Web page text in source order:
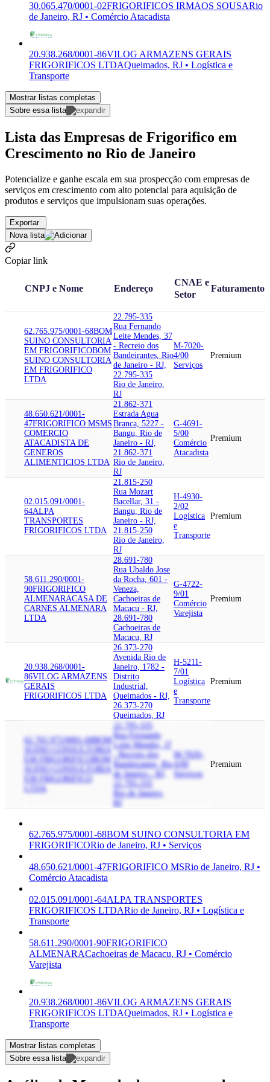
30.065.470/0001-02FRIGORIFICOS IRMAOS SOUSARio
de Janeiro, RJ • Comércio Atacadista
20.938.268/0001-86VILOG ARMAZENS GERAIS
FRIGORIFICOS LTDAQueimados, RJ • Logística e
Transporte
Mostrar listas completas
Sobre essa lista
Lista das Empresas de Frigorifico em
Crescimento no Rio de Janeiro
Potencialize e ganhe escala em sua prospecção com empresas de
serviços em crescimento com alto potencial para aquisição de
produtos e serviços que impulsionam suas operações.
Exportar
Nova lista
Copiar link
CNPJ e Nome Endereço
CNAE e
Setor
Faturamento
62.765.975/0001-68BOM
SUINO CONSULTORIA
EM FRIGORIFICOBOM
SUINO CONSULTORIA
EM FRIGORIFICO
LTDA
22.795-335
Rua Fernando
Leite Mendes, 37
- Recreio dos
Bandeirantes, Rio
de Janeiro - RJ,
22.795-335
Rio de Janeiro,
RJ
M-7020-
4/00
Serviços
Premium
48.650.621/0001-
47FRIGORIFICO MSMS
COMERCIO
ATACADISTA DE
GENEROS
ALIMENTICIOS LTDA
21.862-371
Estrada Agua
Branca, 5227 -
Bangu, Rio de
Janeiro - RJ,
21.862-371
Rio de Janeiro,
RJ
G-4691-
5/00
Comércio
Atacadista
Premium
02.015.091/0001-
64ALPA
TRANSPORTES
FRIGORIFICOS LTDA
21.815-250
Rua Mozart
Bacellar, 31 -
Bangu, Rio de
Janeiro - RJ,
21.815-250
Rio de Janeiro,
RJ
H-4930-
2/02
Logística
e
Transporte
Premium
58.611.290/0001-
90FRIGORIFICO
ALMENARACASA DE
CARNES ALMENARA
LTDA
28.691-780
Rua Ubaldo Jose
da Rocha, 601 -
Veneza,
Cachoeiras de
Macacu - RJ,
28.691-780
Cachoeiras de
Macacu, RJ
G-4722-
9/01
Comércio
Varejista
Premium
20.938.268/0001-
86VILOG ARMAZENS
GERAIS
FRIGORIFICOS LTDA
26.373-270
Avenida Rio de
Janeiro, 1782 -
Distrito
Industrial,
Queimados - RJ,
26.373-270
Queimados, RJ
H-5211-
7/01
Logística
e
Transporte
Premium
62.765.975/0001-68BOM
SUINO CONSULTORIA
EM FRIGORIFICO
BOM
SUINO CONSULTORIA
EM FRIGORIFICO
22.795-335
Rua Fernando
Leite Mendes, 37
- Recreio dos
Bandeirantes, Rio
de Janeiro - RJ,
22.795-335
Rio de Janeiro,
M-7020-
4/00
Serviços
Premium
62.765.975/0001-68BOM SUINO CONSULTORIA EM
FRIGORIFICORio de Janeiro, RJ • Serviços
48.650.621/0001-47FRIGORIFICO MSRio de Janeiro, RJ •
Comércio Atacadista
02.015.091/0001-64ALPA TRANSPORTES
FRIGORIFICOS LTDARio de Janeiro, RJ • Logística e
Transporte
58.611.290/0001-90FRIGORIFICO
ALMENARACachoeiras de Macacu, RJ • Comércio
Varejista
20.938.268/0001-86VILOG ARMAZENS GERAIS
FRIGORIFICOS LTDAQueimados, RJ • Logística e
Transporte
Mostrar listas completas
Sobre essa lista